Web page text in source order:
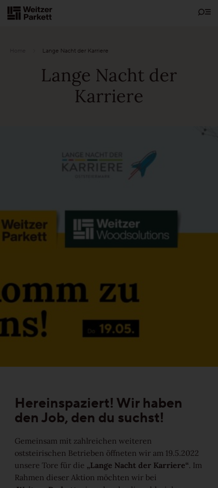
Showrooms
Pflegefrei-Parkett
Gesund-Parkett
Schnell-Parkett
Mehr über Funktionen erfahren
Mehr über Farben erfahren
Ruhig
Lebhaft
Zum
Inhalt
Lange Nacht der Karriere
Lange Nacht der
Karriere
Hereinspaziert! Wir haben
den Job, den du suchst!
Gemeinsam mit zahlreichen weiteren
oststeirischen Betrieben öffneten wir am 19.5.2022
unsere Tore für die „Lange Nacht der Karriere“. Im
Rahmen dieser Aktion möchten wir bei